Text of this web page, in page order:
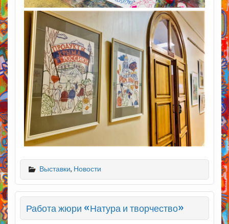
Выставки, Новости
Работа жюри «Натура и творчество»